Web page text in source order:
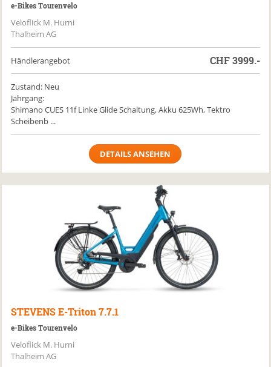
e-Bikes Tourenvelo
Veloflick M. Hurni
Thalheim AG
Händlerangebot CHF3999.-
Zustand: Neu
Jahrgang:
Shimano CUES 11f Linke Glide Schaltung, Akku 625Wh, Tektro
Scheibenb ...
DETAILS ANSEHEN
STEVENS E-Triton 7.7.1
e-Bikes Tourenvelo
Veloflick M. Hurni
Thalheim AG